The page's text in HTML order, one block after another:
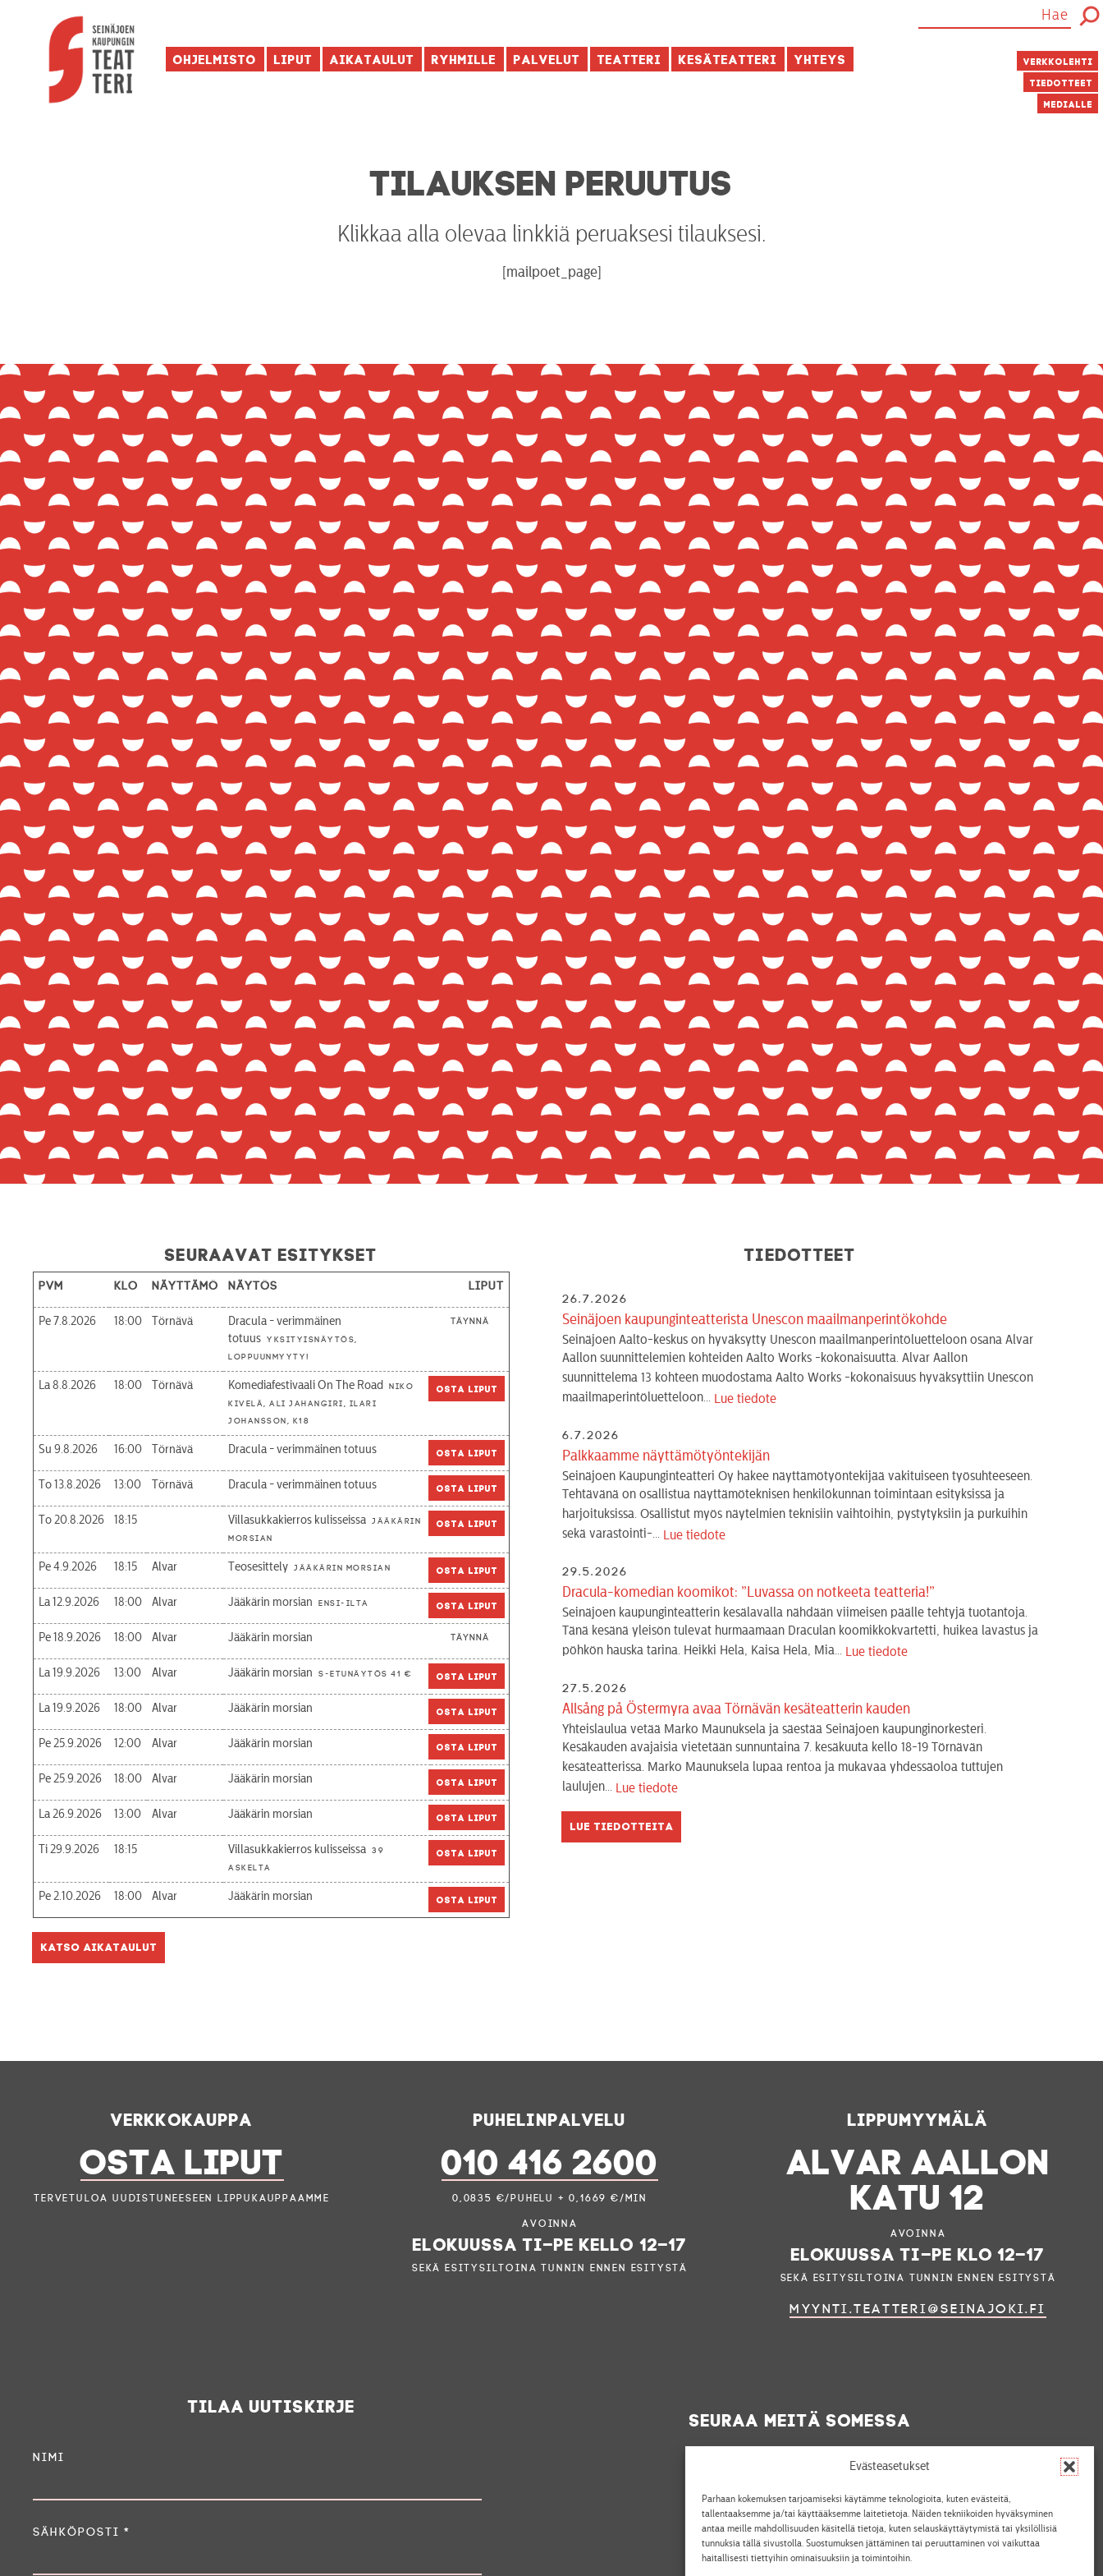
Evästeasetukset
Parhaan kokemuksen tarjoamiseksi käytämme teknologioita, kuten evästeitä,
tallentaaksemme ja/tai käyttääksemme laitetietoja. Näiden tekniikoiden hyväksyminen
antaa meille mahdollisuuden käsitellä tietoja, kuten selauskäyttäytymistä tai yksilöllisiä
tunnuksia tällä sivustolla. Suostumuksen jättäminen tai peruuttaminen voi vaikuttaa
haitallisesti tiettyihin ominaisuuksiin ja toimintoihin.
Ohjelmisto Liput Aikataulut Ryhmille Palvelut Teatteri Kesäteatteri Yhteys Verkkolehti
Tiedotteet
Medialle
TILAUKSEN PERUUTUS
Klikkaa alla olevaa linkkiä peruaksesi tilauksesi.
[mailpoet_page]
Seuraavat esitykset
Pvm Klo Näyttämö Näytös Liput
Pe 7.8.2026 18:00 Törnävä
Dracula - verimmäinen
totuus
Yksityisnäytös,
loppuunmyyty!
Täynnä
La 8.8.2026 18:00 Törnävä Komediafestivaali On The Road
Niko
Kivelä, Ali Jahangiri, Ilari
Johansson, K18
Osta liput
Su 9.8.2026 16:00 Törnävä Dracula - verimmäinen totuus Osta liput
To 13.8.2026 13:00 Törnävä Dracula - verimmäinen totuus Osta liput
To 20.8.2026 18:15 Villasukkakierros kulisseissa
Jääkärin
morsian
Osta liput
Pe 4.9.2026 18:15 Alvar Teosesittely Jääkärin morsian Osta liput
La 12.9.2026 18:00 Alvar Jääkärin morsian Ensi-ilta Osta liput
Pe 18.9.2026 18:00 Alvar Jääkärin morsian Täynnä
La 19.9.2026 13:00 Alvar Jääkärin morsian S-etunäytös 41 € Osta liput
La 19.9.2026 18:00 Alvar Jääkärin morsian Osta liput
Pe 25.9.2026 12:00 Alvar Jääkärin morsian Osta liput
Pe 25.9.2026 18:00 Alvar Jääkärin morsian Osta liput
La 26.9.2026 13:00 Alvar Jääkärin morsian Osta liput
Ti 29.9.2026 18:15 Villasukkakierros kulisseissa
39
askelta
Osta liput
Pe 2.10.2026 18:00 Alvar Jääkärin morsian Osta liput
Katso aikataulut
Tiedotteet
26.7.2026
Seinäjoen kaupunginteatterista Unescon maailmanperintökohde
Seinäjoen Aalto-keskus on hyväksytty Unescon maailmanperintöluetteloon osana Alvar
Aallon suunnittelemien kohteiden Aalto Works -kokonaisuutta. Alvar Aallon
suunnittelema 13 kohteen muodostama Aalto Works -kokonaisuus hyväksyttiin Unescon
maailmaperintöluetteloon... Lue tiedote
6.7.2026
Palkkaamme näyttämötyöntekijän
Seinäjoen Kaupunginteatteri Oy hakee näyttämötyöntekijää vakituiseen työsuhteeseen.
Tehtävänä on osallistua näyttämöteknisen henkilökunnan toimintaan esityksissä ja
harjoituksissa. Osallistut myös näytelmien teknisiin vaihtoihin, pystytyksiin ja purkuihin
sekä varastointi-... Lue tiedote
29.5.2026
Dracula-komedian koomikot: ”Luvassa on notkeeta teatteria!”
Seinäjoen kaupunginteatterin kesälavalla nähdään viimeisen päälle tehtyjä tuotantoja.
Tänä kesänä yleisön tulevat hurmaamaan Draculan koomikkokvartetti, huikea lavastus ja
pöhkön hauska tarina. Heikki Hela, Kaisa Hela, Mia... Lue tiedote
27.5.2026
Allsång på Östermyra avaa Törnävän kesäteatterin kauden
Yhteislaulua vetää Marko Maunuksela ja säestää Seinäjoen kaupunginorkesteri.
Kesäkauden avajaisia vietetään sunnuntaina 7. kesäkuuta kello 18-19 Törnävän
kesäteatterissa. Marko Maunuksela lupaa rentoa ja mukavaa yhdessäoloa tuttujen
laulujen... Lue tiedote
Lue tiedotteita
Verkkokauppa
OSTA LIPUT
Tervetuloa uudistuneeseen lippukauppaamme
Puhelinpalvelu
010 416 2600
0,0835 €/puhelu + 0,1669 €/min
Avoinna
elokuussa ti–pe kello 12–17
sekä esitysiltoina tunnin ennen esitystä
Lippumyymälä
ALVAR AALLON
KATU 12
Avoinna
elokuussa ti–pe klo 12–17
sekä esitysiltoina tunnin ennen esitystä
myynti.teatteri@seinajoki.fi
Tilaa uutiskirje
Nimi
Sähköposti *
Seuraa meitä somessa
Yhteistyössä